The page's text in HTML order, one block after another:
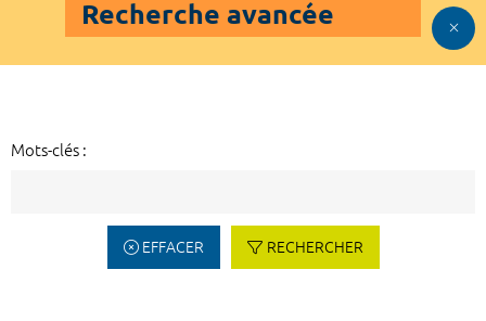
Recherche avancée
Mots-clés :
EFFACER RECHERCHER